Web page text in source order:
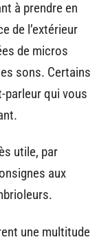
à prendre en
de l’extérieur
de micros
sons. Certains
parleur qui vous
utile, par
aux
une multitude